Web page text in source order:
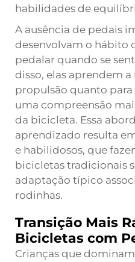
habilidades de
A ausência de pedais
desenvolvam o hábito
pedalar quando se
disso, elas aprendem
propulsão quanto
uma compreensão
da bicicleta. Essa
aprendizado resulta
e habilidosos, que
bicicletas tradicionais
adaptação típico
rodinhas.
Transição Mais
Bicicletas com
Crianças que